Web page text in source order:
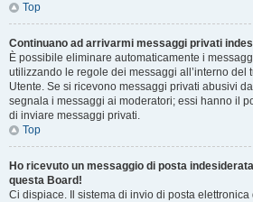
Top
Continuano ad arrivarmi messaggi privati
È possibile eliminare automaticamente i
utilizzando le regole dei messaggi all’interno del
Utente. Se si ricevono messaggi privati ​​abusivi
segnala i messaggi ai moderatori; essi hanno il
di inviare messaggi privati​​.
Top
Ho ricevuto un messaggio di posta
questa Board!
Ci dispiace. Il sistema di invio di posta